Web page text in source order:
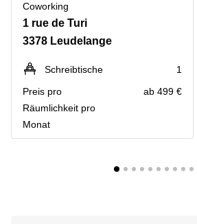
Coworking
1 rue de Turi
3378 Leudelange
Schreibtische
1
Preis pro
Räumlichkeit pro
Monat
ab 499 €